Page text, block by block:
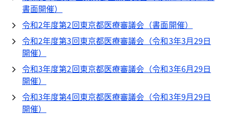
書面開催）
令和2年度第2回東京都医療審議会（書面開催）
令和2年度第3回東京都医療審議会（令和3年3月29日
開催）
令和3年度第2回東京都医療審議会（令和3年6月29日
開催）
令和3年度第4回東京都医療審議会（令和3年9月29日
開催）